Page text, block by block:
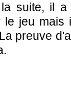
suite, il
jeu mais
preuve